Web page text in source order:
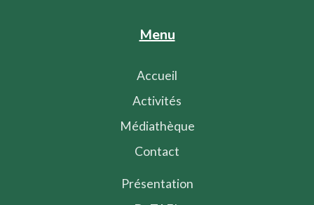
Menu
Accueil
Activités
Médiathèque
Contact
Présentation